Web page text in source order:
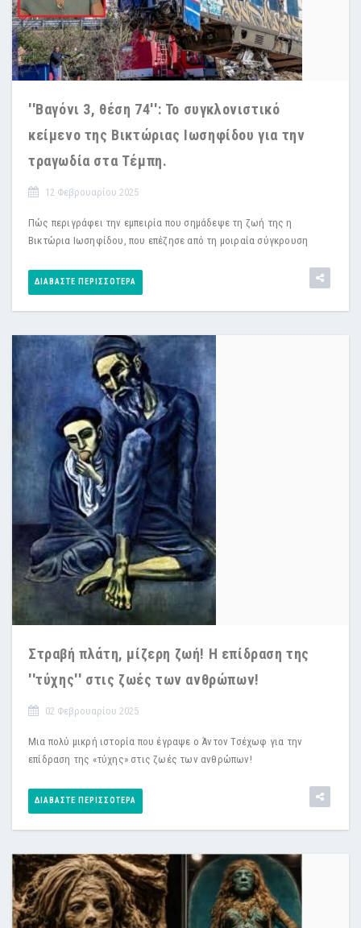
''Βαγόνι 3, θέση 74'': Το συγκλονιστικό
κείμενο της Βικτώριας Ιωσηφίδου για την
τραγωδία στα Τέμπη.
12 Φεβρουαρίου 2025
Πώς περιγράφει την εμπειρία που σημάδεψε τη ζωή της η
Βικτώρια Ιωσηφίδου, που επέζησε από τη μοιραία σύγκρουση
ΔΙΑΒΆΣΤΕ ΠΕΡΙΣΣΌΤΕΡΑ
Στραβή πλάτη, μίζερη ζωή! Η επίδραση της
''τύχης'' στις ζωές των ανθρώπων!
02 Φεβρουαρίου 2025
Μια πολύ μικρή ιστορία που έγραψε ο Άντον Τσέχωφ για την
επίδραση της «τύχης» στις ζωές των ανθρώπων!
ΔΙΑΒΆΣΤΕ ΠΕΡΙΣΣΌΤΕΡΑ